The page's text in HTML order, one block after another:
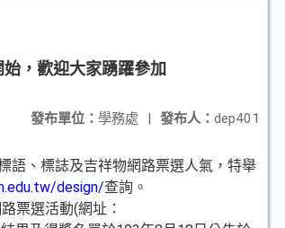
，歡迎大家踴躍參加
發布人： dep401
發布單位： 學務處 |
語、標誌及吉祥物網路票選人氣，特舉
design/查詢。
票選活動(網址：